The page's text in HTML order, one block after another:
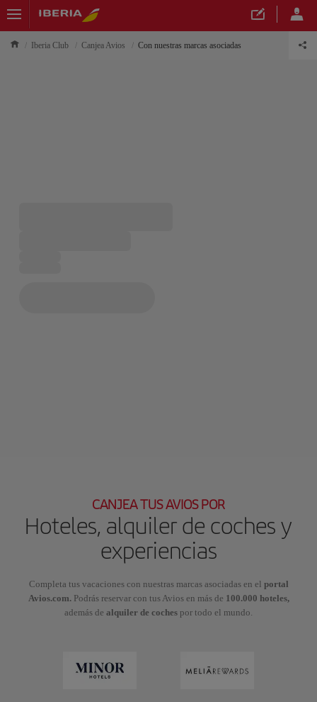
Iberia Club Canjea Avios Con nuestras marcas asociadas
CANJEA TUS AVIOS POR
Hoteles, alquiler de coches y
experiencias
Completa tus vacaciones con nuestras marcas asociadas en el portal
Avios.com.Podrás reservar con tus Avios en más de 100.000 hoteles,
además de alquiler de coches por todo el mundo.